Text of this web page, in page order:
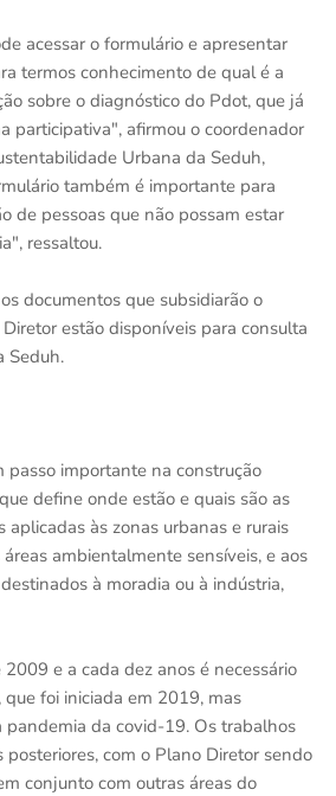
acessar o formulário e apresentar
termos conhecimento de qual é a
sobre o diagnóstico do Pdot, que já
participativa", afirmou o coordenador
Urbana da Seduh,
também é importante para
de pessoas que não possam estar
ressaltou.
documentos que subsidiarão o
estão disponíveis para consulta
Seduh.
passo importante na construção
define onde estão e quais são as
aplicadas às zonas urbanas e rurais
ambientalmente sensíveis, e aos
à moradia ou à indústria,
e a cada dez anos é necessário
foi iniciada em 2019, mas
pandemia da covid-19. Os trabalhos
com o Plano Diretor sendo
conjunto com outras áreas do